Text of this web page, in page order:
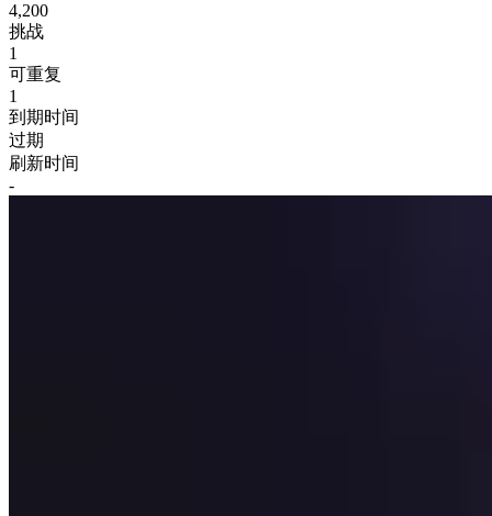
4,200
挑战
1
可重复
1
到期时间
过期
刷新时间
-